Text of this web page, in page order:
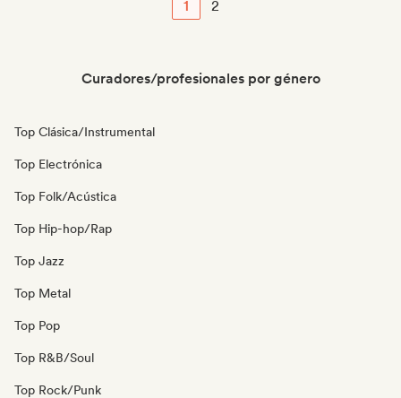
1 2
Curadores/profesionales por género
Top Clásica/Instrumental
Top Electrónica
Top Folk/Acústica
Top Hip-hop/Rap
Top Jazz
Top Metal
Top Pop
Top R&B/Soul
Top Rock/Punk